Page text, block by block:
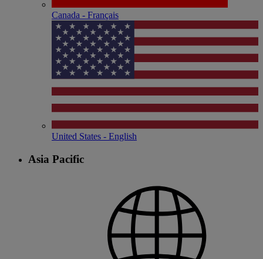
Canada - Français
United States - English
Asia Pacific